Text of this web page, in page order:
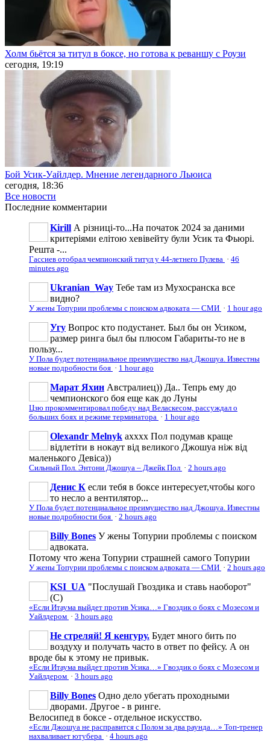
Холм бьётся за титул в боксе, но готова к реваншу с Роузи
сегодня, 19:19
Бой Усик-Уайлдер. Мнение легендарного Льюиса
сегодня, 18:36
Все новости
Последние комментарии
Kirill А різниці-то...На початок 2024 за даними
критеріями елітою хевівейту були Усик та Фьюрі.
Решта -...
Гассиев отобрал чемпионский титул у 44-летнего Пулева · 46
minutes ago
Ukranian_Way Тебе там из Мухосранска все
видно?
У жены Топурии проблемы с поиском адвоката — СМИ · 1 hour ago
Угу Вопрос кто подустанет. Был бы он Усиком,
размер ринга был бы плюсом Габариты-то не в
пользу...
У Пола будет потенциальное преимущество над Джошуа. Известны
новые подробности боя · 1 hour ago
Марат Яхин Австралиец)) Да.. Тепрь ему до
чемпионского боя еще как до Луны
Цзю прокомментировал победу над Веласкесом, рассуждал о
больших боях и режиме терминатора · 1 hour ago
Olexandr Melnyk ахххх Пол подумав краще
відлетіти в нокаут від великого Джошуа ніж від
маленького Девіса))
Сильный Пол. Энтони Джошуа – Джейк Пол · 2 hours ago
Денис К если тебя в боксе интересует,чтобы кого
то несло а вентилятор...
У Пола будет потенциальное преимущество над Джошуа. Известны
новые подробности боя · 2 hours ago
Billy Bones У жены Топурии проблемы с поиском
адвоката.
Потому что жена Топурии страшней самого Топурии
У жены Топурии проблемы с поиском адвоката — СМИ · 2 hours ago
KSI_UA "Послушай Гвоздика и ставь наоборот"
(С)
«Если Итаума выйдет против Усика…» Гвоздик о боях с Мозесом и
Уайлдером · 3 hours ago
Не стреляй! Я кенгуру. Будет много бить по
воздуху и получать часто в ответ по фейсу. А он
вроде бы к этому не привык.
«Если Итаума выйдет против Усика…» Гвоздик о боях с Мозесом и
Уайлдером · 3 hours ago
Billy Bones Одно дело убегать проходными
дворами. Другое - в ринге.
Велосипед в боксе - отдельное искусство.
«Если Джошуа не расправится с Полом за два раунда…» Топ-тренер
нахваливает ютубера · 4 hours ago